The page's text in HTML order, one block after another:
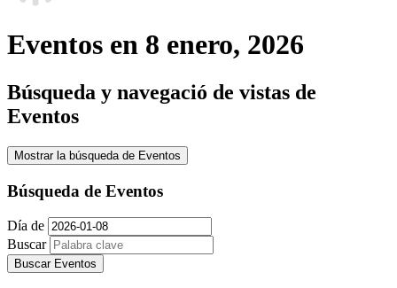
Eventos en 8 enero, 2026
Búsqueda y navegació de vistas de
Eventos
Mostrar la búsqueda de Eventos
Búsqueda de Eventos
Día de
Buscar